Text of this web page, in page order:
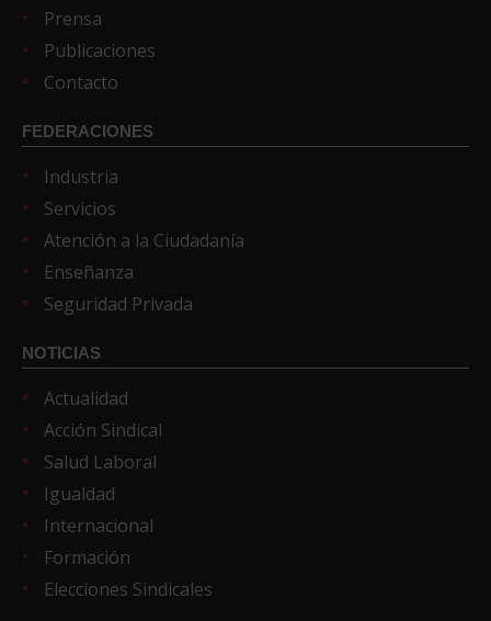
Prensa
Publicaciones
Contacto
FEDERACIONES
Industria
Servicios
Atención a la Ciudadanía
Enseñanza
Seguridad Privada
NOTICIAS
Actualidad
Acción Sindical
Salud Laboral
Igualdad
Internacional
Formación
Elecciones Sindicales